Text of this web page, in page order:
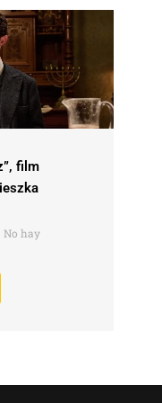
film
No hay